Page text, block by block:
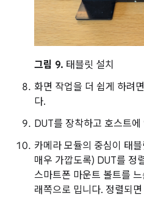
그림 9. 태블릿 설치
화면 작업을 더 쉽게 하려면
다.
DUT를 장착하고 호스트에
카메라 모듈의 중심이 태
매우 가깝도록) DUT를 정
스마트폰 마운트 볼트를
래쪽으로 밉니다. 정렬되